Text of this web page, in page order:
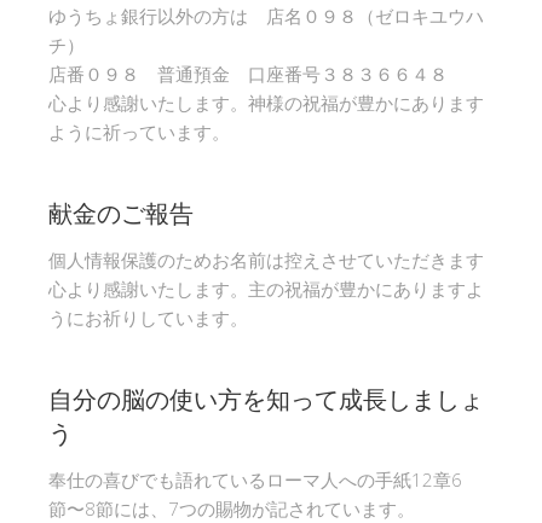
ゆうちょ銀行以外の方は 店名０９８（ゼロキユウハ
チ）
店番０９８ 普通預金 口座番号３８３６６４８
心より感謝いたします。神様の祝福が豊かにあります
ように祈っています。
献金のご報告
個人情報保護のためお名前は控えさせていただきます
心より感謝いたします。主の祝福が豊かにありますよ
うにお祈りしています。
自分の脳の使い方を知って成長しましょ
う
奉仕の喜びでも語れているローマ人への手紙12章6
節〜8節には、7つの賜物が記されています。